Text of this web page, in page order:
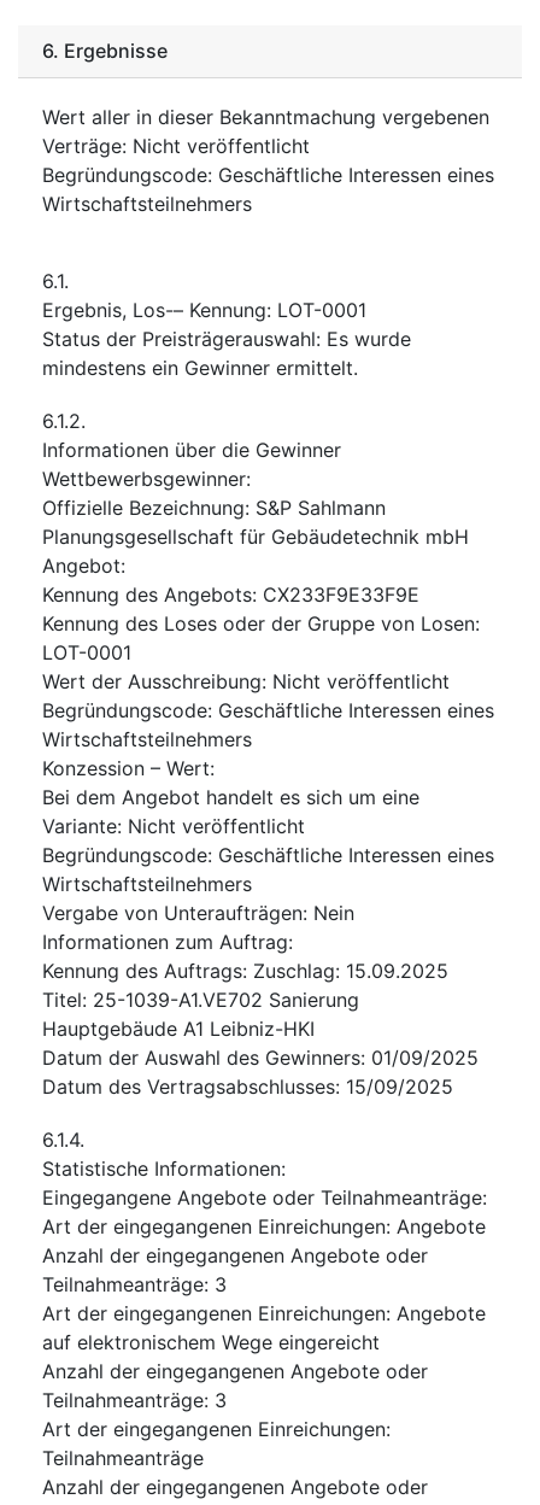
6. Ergebnisse
Wert aller in dieser Bekanntmachung vergebenen
Verträge: Nicht veröffentlicht
Begründungscode: Geschäftliche Interessen eines
Wirtschaftsteilnehmers
6.1.
Ergebnis, Los-– Kennung: LOT-0001
Status der Preisträgerauswahl: Es wurde
mindestens ein Gewinner ermittelt.
6.1.2.
Informationen über die Gewinner
Wettbewerbsgewinner:
Offizielle Bezeichnung: S&P Sahlmann
Planungsgesellschaft für Gebäudetechnik mbH
Angebot:
Kennung des Angebots: CX233F9E33F9E
Kennung des Loses oder der Gruppe von Losen:
LOT-0001
Wert der Ausschreibung: Nicht veröffentlicht
Begründungscode: Geschäftliche Interessen eines
Wirtschaftsteilnehmers
Konzession – Wert:
Bei dem Angebot handelt es sich um eine
Variante: Nicht veröffentlicht
Begründungscode: Geschäftliche Interessen eines
Wirtschaftsteilnehmers
Vergabe von Unteraufträgen: Nein
Informationen zum Auftrag:
Kennung des Auftrags: Zuschlag: 15.09.2025
Titel: 25-1039-A1.VE702 Sanierung
Hauptgebäude A1 Leibniz-HKI
Datum der Auswahl des Gewinners: 01/09/2025
Datum des Vertragsabschlusses: 15/09/2025
6.1.4.
Statistische Informationen:
Eingegangene Angebote oder Teilnahmeanträge:
Art der eingegangenen Einreichungen: Angebote
Anzahl der eingegangenen Angebote oder
Teilnahmeanträge: 3
Art der eingegangenen Einreichungen: Angebote
auf elektronischem Wege eingereicht
Anzahl der eingegangenen Angebote oder
Teilnahmeanträge: 3
Art der eingegangenen Einreichungen:
Teilnahmeanträge
Anzahl der eingegangenen Angebote oder